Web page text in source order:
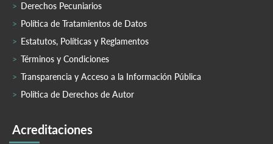
Derechos Pecuniarios
Política de Tratamientos de Datos
Estatutos, Políticas y Reglamentos
Términos y Condiciones
Transparencia y Acceso a la Información Pública
Política de Derechos de Autor
Acreditaciones